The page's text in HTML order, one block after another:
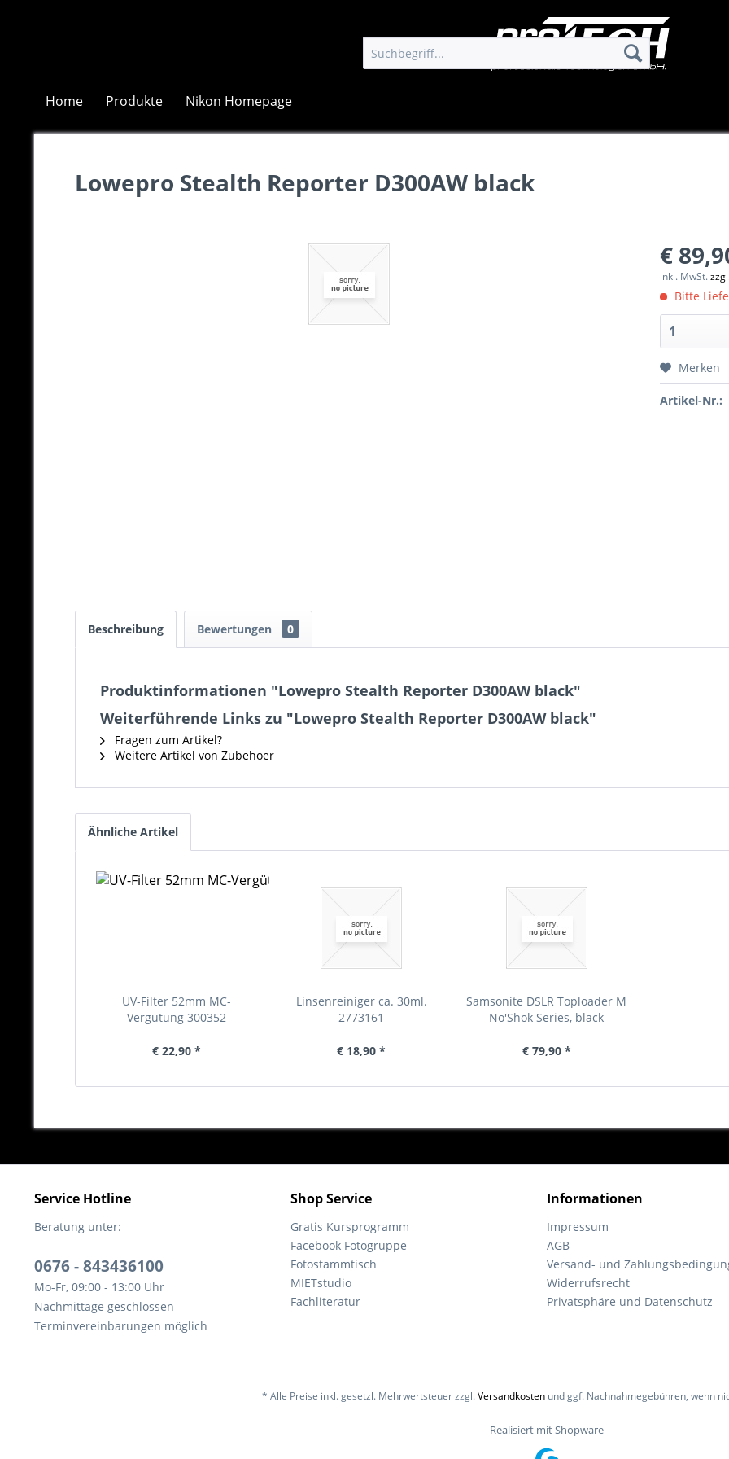
Home Produkte Nikon Homepage
Lowepro Stealth Reporter D300AW black
€
inkl. MwSt.
Bitte
Merken
Artikel-Nr.:
Beschreibung Bewertungen 0
Produktinformationen "Lowepro Stealth Reporter D300AW black"
Weiterführende Links zu "Lowepro Stealth Reporter D300AW black"
Fragen zum Artikel?
Weitere Artikel von Zubehoer
Ähnliche Artikel
UV-Filter 52mm MC-
Vergütung 300352
€ 22,90 *
Linsenreiniger ca. 30ml.
2773161
€ 18,90 *
Samsonite DSLR Toploader M
No'Shok Series, black
€ 79,90 *
Service Hotline
Beratung unter:
0676 - 843436100
Mo-Fr, 09:00 - 13:00 Uhr
Nachmittage geschlossen
Terminvereinbarungen möglich
Shop Service
Gratis Kursprogramm
Facebook Fotogruppe
Fotostammtisch
MIETstudio
Fachliteratur
Informationen
Impressum
AGB
Versand- und
Widerrufsrecht
Privatsphäre und Datenschutz
* Alle Preise inkl. gesetzl. Mehrwertsteuer zzgl.Versandkostenund ggf. Nachnahmegebühren, wenn
Realisiert mit Shopware